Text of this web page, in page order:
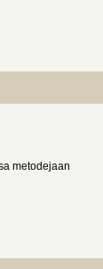
metodejaan